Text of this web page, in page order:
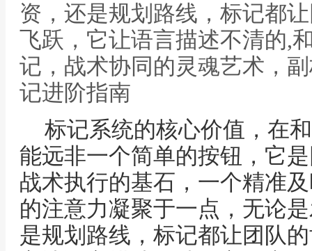
资，还是规划路线，标记都
飞跃，它让语言描述不清的,
记，战术协同的灵魂艺术，
记进阶指南
标记系统的核心价值，在
能远非一个简单的按钮，它
战术执行的基石，一个精准
的注意力凝聚于一点，无论
是规划路线，标记都让团队